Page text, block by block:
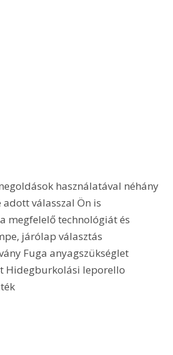
adott válasszal Ön is
megfelelő technológiát és
járólap választás
Fuga anyagszükséglet
Hidegburkolási leporello